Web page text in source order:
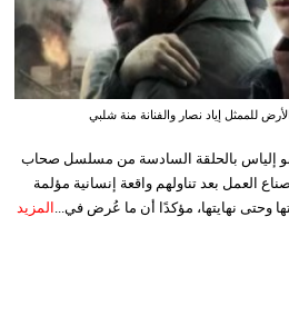
للممثل إياد نصار والفنانة منة شلبي
إلياس بالحلقة السادسة من مسلسل صحاب
العمل بعد تناولهم واقعة إنسانية مؤلمة
وحتى نهايتها، مؤكدًا أن ما عُرض في... المزيد